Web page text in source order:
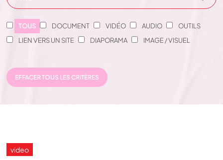
TOUS DOCUMENT VIDÉO AUDIO
OUTILS
LIEN VERS UN SITE
DIAPORAMA IMAGE / VISUEL
EFFACER TOUS LES CRITÈRES
video